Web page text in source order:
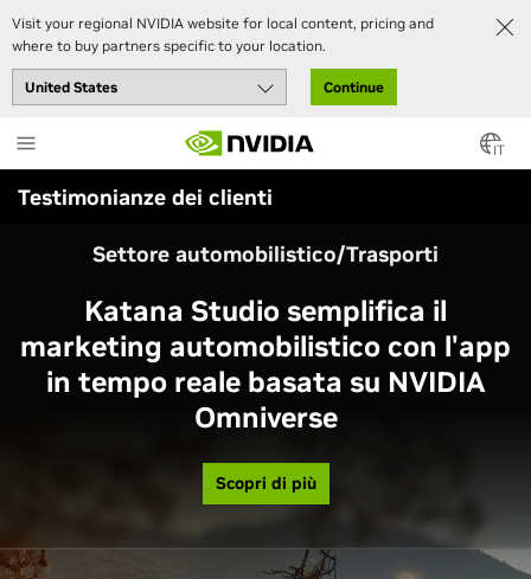
Visit your regional NVIDIA website for local content, pricing and
where to buy partners specific to your location.
Continue
to
main
content
IT
Testimonianze dei clienti
Settore automobilistico/Trasporti
Katana Studio semplifica il
marketing automobilistico con l'app
in tempo reale basata su NVIDIA
Omniverse
Scopri di più